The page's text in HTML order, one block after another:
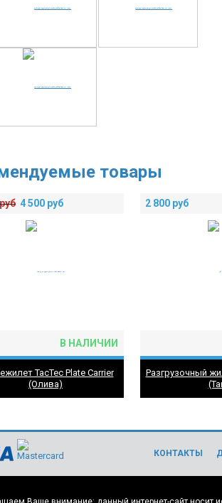
товары
руб 4 500 руб
В НАЛИЧИИ
TacTeс Plate Carrier
(Олива)
2 800 руб
Разгрузочный
КОНТАКТЫ